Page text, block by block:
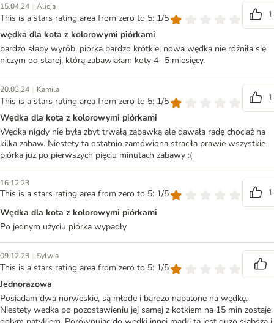
15.04.24 | Alicja
This is a stars rating area from zero to 5: 1/5
1
wędka dla kota z kolorowymi piórkami
bardzo słaby wyrób, piórka bardzo krótkie, nowa wędka nie różniła się
niczym od starej, którą zabawiałam koty 4- 5 miesięcy.
20.03.24 | Kamila
This is a stars rating area from zero to 5: 1/5
1
Wędka dla kota z kolorowymi piórkami
Wędka nigdy nie była zbyt trwałą zabawką ale dawała radę chociaż na
kilka zabaw. Niestety ta ostatnio zamówiona straciła prawie wszystkie
piórka juz po pierwszych pięciu minutach zabawy :(
16.12.23
This is a stars rating area from zero to 5: 1/5
1
Wędka dla kota z kolorowymi piórkami
Po jednym użyciu piórka wypadły
09.12.23 | Sylwia
This is a stars rating area from zero to 5: 1/5
Jednorazowa
Posiadam dwa norweskie, są młode i bardzo napalone na wędkę.
Niestety wedka po pozostawieniu jej samej z kotkiem na 15 min zostaje